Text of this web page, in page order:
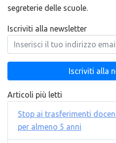
segreterie delle scuole.
Iscriviti alla newsletter
Articoli più letti
Stop ai trasferimenti
per almeno 5 anni